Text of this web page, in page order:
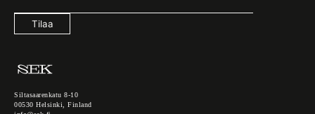
Tilaa
Siltasaarenkatu 8-10
00530 Helsinki, Finland